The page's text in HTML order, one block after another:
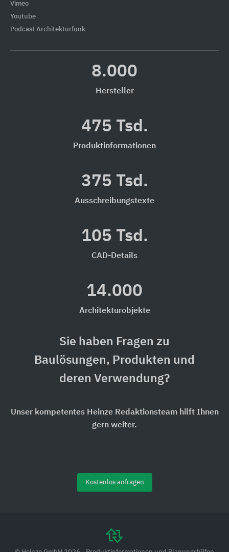
Vimeo
Youtube
Podcast Architekturfunk
8.000
Hersteller
475 Tsd.
Produktinformationen
375 Tsd.
Ausschreibungstexte
105 Tsd.
CAD-Details
14.000
Architekturobjekte
Sie haben Fragen zu
Baulösungen, Produkten und
deren Verwendung?
Unser kompetentes Heinze Redaktionsteam hilft Ihnen
gern weiter.
Kostenlos anfragen